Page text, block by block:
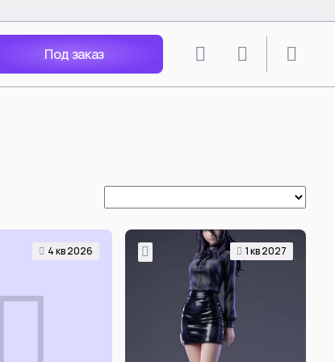
Под заказ
SPY X FAMILY
Becky Blackbell
Anya Forger Bond Forger
Yor Forger cos Silksong Hornet
Смотреть все
4 кв 2026 1 кв 2027